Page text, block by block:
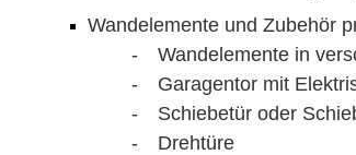
Wandelemente und Zubehör
- Wandelemente in
- Garagentor mit
- Schiebetür oder
- Drehtüre